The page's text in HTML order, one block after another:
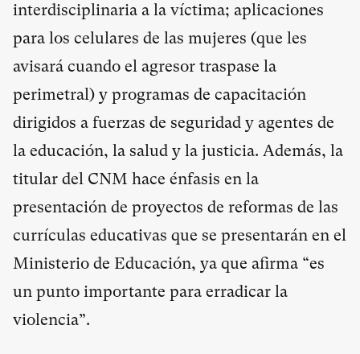
interdisciplinaria a la víctima; aplicaciones
para los celulares de las mujeres (que les
avisará cuando el agresor traspase la
perimetral) y programas de capacitación
dirigidos a fuerzas de seguridad y agentes de
la educación, la salud y la justicia. Además, la
titular del CNM hace énfasis en la
presentación de proyectos de reformas de las
currículas educativas que se presentarán en el
Ministerio de Educación, ya que afirma “es
un punto importante para erradicar la
violencia”.